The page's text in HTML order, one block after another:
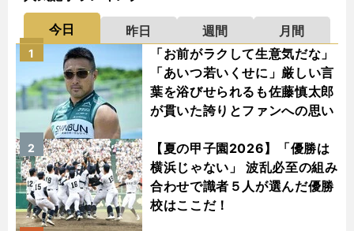
今日 昨日 週間
月間
「お前がラクして生意気だな」
「あいつ若いくせに」厳しい言
葉を浴びせられるも佐藤慎太郎
が貫いた誇りとファンへの思い
1
【夏の甲子園2026】「優勝は
横浜じゃない」 波乱必至の組み
合わせで識者５人が選んだ優勝
校はここだ！
2